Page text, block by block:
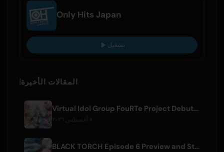
Only Hits Japan
تشغيل
المقالات الأخيرة
Virtual Idol Group FouRTe Project Debuts with 'ALL IN' Album Produced by m-flo's ☆Taku Takahashi
BLACK TORCH Episode 6 Preview and Streaming Details